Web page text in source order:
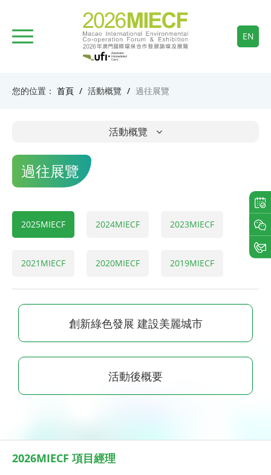
EN
您的位置： 首頁 / 活動概覽 / 過往展覽
活動概覽
過往展覽
2025MIECF 2024MIECF 2023MIECF
2021MIECF 2020MIECF 2019MIECF
創新綠色發展 建設美麗城市
活動後概要
2026MIECF 項目經理